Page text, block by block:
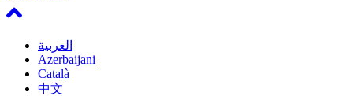
العربية
Azerbaijani
Català
中文